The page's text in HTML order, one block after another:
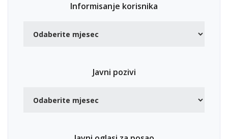
Informisanje korisnika
Javni pozivi